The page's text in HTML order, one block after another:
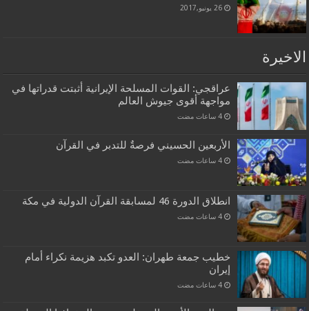
26 يونيو,2017
الاخيرة
عراقجي: القوات المسلحة الإيرانية أثبتت قدراتها في
مواجهة أقوى جيوش العالم
‏4 ساعات مضت
الأربعين الحسيني فرصةٌ للتدبر في القرآن
‏4 ساعات مضت
انطلاق الدورة 46 لمسابقة القرآن الدولية في مكة
‏4 ساعات مضت
خطيب جمعة طهران: العدو تكبد هزيمة نكراء أمام
إيران
‏4 ساعات مضت